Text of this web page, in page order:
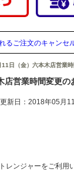
注文のキャンセルに
11日（金）六本木店営業
店営業時間変更の
更新日：2018年05月
レンジャーをご利用